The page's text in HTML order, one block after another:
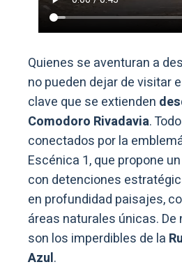
Quienes se aventuran a
no pueden dejar de visitar
clave que se extienden
Comodoro Rivadavia.
conectados por la
Escénica 1, que propone
con detenciones
en profundidad paisajes,
áreas naturales únicas. De
son los imperdibles de la
Azul.